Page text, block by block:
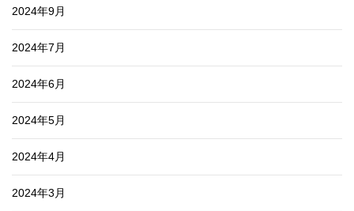
2024年9月
2024年7月
2024年6月
2024年5月
2024年4月
2024年3月